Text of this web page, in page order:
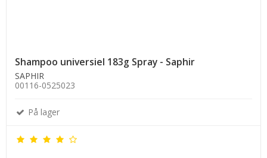
Shampoo universiel 183g Spray - Saphir
SAPHIR
00116-0525023
På lager